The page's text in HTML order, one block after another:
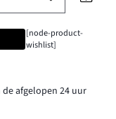
[node-product-
wishlist]
afgelopen 24 uur